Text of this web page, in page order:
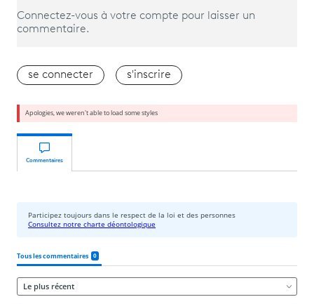
Connectez-vous à votre compte pour laisser un
commentaire.
se connecter s'inscrire